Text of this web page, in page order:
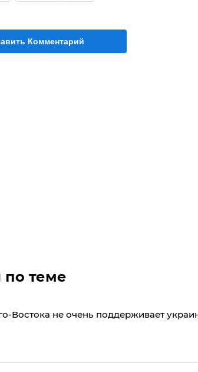
Комментарий
по теме
Востока не очень поддерживает